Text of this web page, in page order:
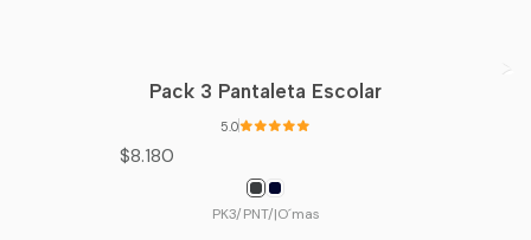
Pack 3 Pantaleta Escolar
5.0
$8.180
PK3/PNT/|O´mas